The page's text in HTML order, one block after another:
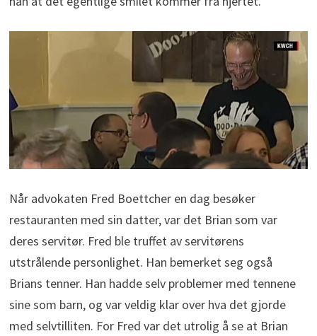
Når advokaten Fred Boettcher en dag besøker
restauranten med sin datter, var det Brian som var
deres servitør. Fred ble truffet av servitørens
utstrålende personlighet. Han bemerket seg også
Brians tenner. Han hadde selv problemer med tennene
sine som barn, og var veldig klar over hva det gjorde
med selvtilliten. For Fred var det utrolig å se at Brian